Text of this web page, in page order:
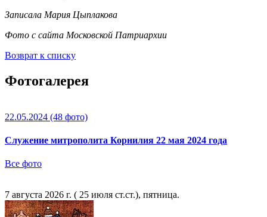
Записала Мария Цыплакова
Фото с сайта Московской Патриархии
Возврат к списку
Фотогалерея
22.05.2024 (48 фото)
Служение митрополита Корнилия 22 мая 2024 года
Все фото
7 августа 2026 г. ( 25 июля ст.ст.), пятница.